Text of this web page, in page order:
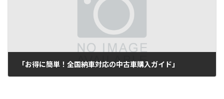
「お得に簡単！全国納車対応の中古車購入ガイド」